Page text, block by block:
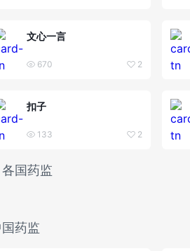
文心一言
670 2
扣子
133 2
各国药监
药监